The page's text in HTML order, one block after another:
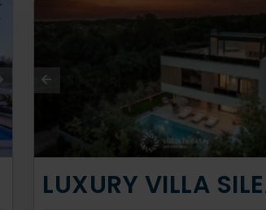
LUXURY VILLA